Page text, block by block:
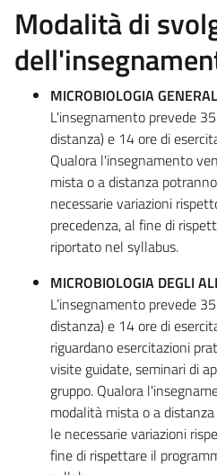
Modalità di
MICROBIOLOGIA
L'insegnamento prevede
distanza) e 14 ore di
Qualora l'insegnamento
mista o a distanza
necessarie variazioni
precedenza, al fine di
riportato nel syllabus.
MICROBIOLOGIA DEGLI
L’insegnamento prevede
distanza) e 14 ore di
riguardano esercitazioni
visite guidate, seminari di
gruppo. Qualora
modalità mista o a
le necessarie variazioni
fine di rispettare il